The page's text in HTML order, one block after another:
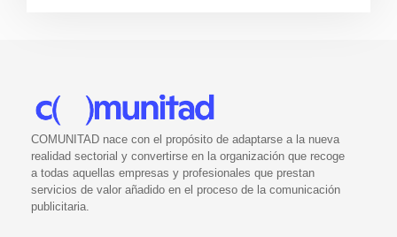
COMUNITAD nace con el propósito de adaptarse a la nueva
realidad sectorial y convertirse en la organización que recoge
a todas aquellas empresas y profesionales que prestan
servicios de valor añadido en el proceso de la comunicación
publicitaria.